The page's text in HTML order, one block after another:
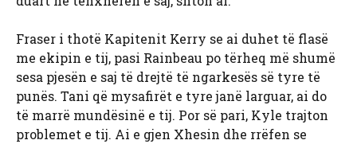
Fraser i thotë Kapitenit Kerry se ai duhet të flasë
me ekipin e tij, pasi Rainbeau po tërheq më shumë
sesa pjesën e saj të drejtë të ngarkesës së tyre të
punës. Tani që mysafirët e tyre janë larguar, ai do
të marrë mundësinë e tij. Por së pari, Kyle trajton
problemet e tij. Ai e gjen Xhesin dhe rrëfen se